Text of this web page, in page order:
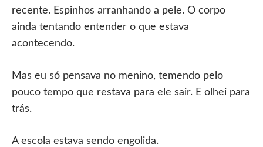
recente. Espinhos arranhando a pele. O corpo
ainda tentando entender o que estava
acontecendo.
Mas eu só pensava no menino, temendo pelo
pouco tempo que restava para ele sair. E olhei para
trás.
A escola estava sendo engolida.